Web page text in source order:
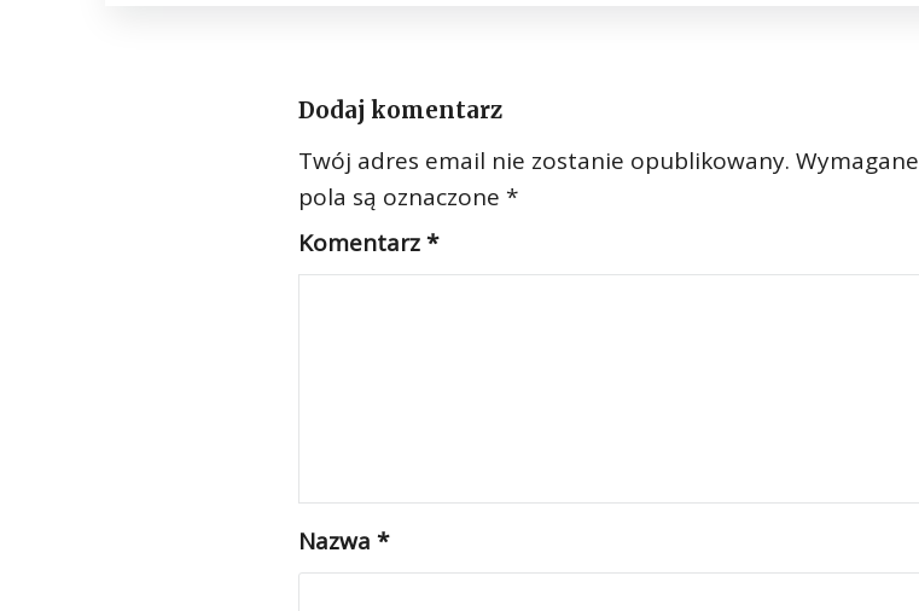
Dodaj komentarz
Twój adres email nie zostanie opublikowany. Wymagane
pola są oznaczone *
Komentarz*
Nazwa *